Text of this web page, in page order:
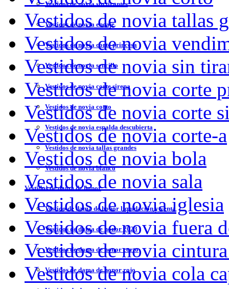
Vestidos de novia sin tirantes
Vestidos de novia encaje
Vestidos de novia corte princesa
Vestidos de novia sencillo
Vestidos de novia corte sirena
Vestidos de novia corto
Vestidos de novia espalda descubierta
Vestidos de novia tallas grandes
Vestidos de novia blanco
Vestidos de dama de honor
Vestido de dama de honor liquidación y venta
Vestidos de dama de honor 2023
Vestidos de dama de honor corto
Vestidos de dama de honor rojo
Vestidos de novia tallas
Vestidos de novia
Vestidos de novia sin
Vestidos de novia corte
Vestidos de novia corte
Vestidos de novia corte-a
Vestidos de novia bola
Vestidos de novia sala
Vestidos de novia iglesia
Vestidos de novia fuera
Vestidos de novia
Vestidos de novia cola